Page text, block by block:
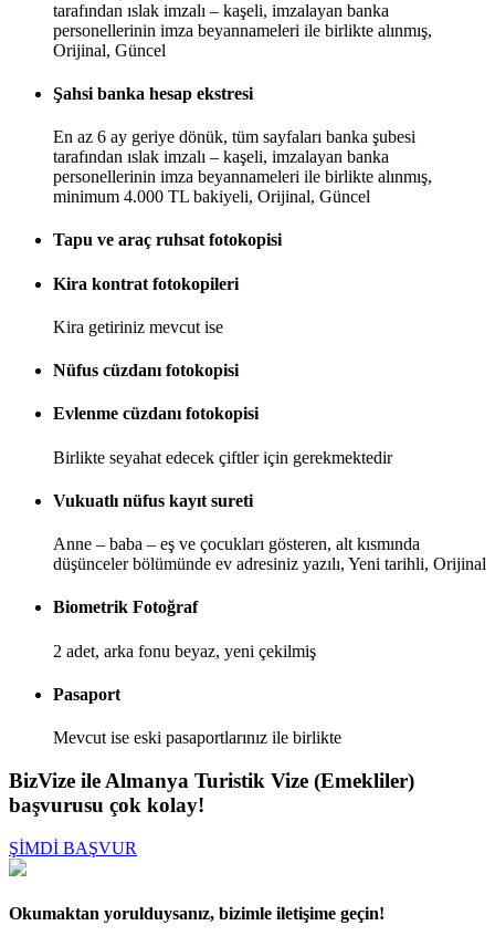
tarafından ıslak imzalı – kaşeli, imzalayan banka
personellerinin imza beyannameleri ile birlikte alınmış,
Orijinal, Güncel
Şahsi banka hesap ekstresi
En az 6 ay geriye dönük, tüm sayfaları banka şubesi
tarafından ıslak imzalı – kaşeli, imzalayan banka
personellerinin imza beyannameleri ile birlikte alınmış,
minimum 4.000 TL bakiyeli, Orijinal, Güncel
Tapu ve araç ruhsat fotokopisi
Kira kontrat fotokopileri
Kira getiriniz mevcut ise
Nüfus cüzdanı fotokopisi
Evlenme cüzdanı fotokopisi
Birlikte seyahat edecek çiftler için gerekmektedir
Vukuatlı nüfus kayıt sureti
Anne – baba – eş ve çocukları gösteren, alt kısmında
düşünceler bölümünde ev adresiniz yazılı, Yeni tarihli, Orijinal
Biometrik Fotoğraf
2 adet, arka fonu beyaz, yeni çekilmiş
Pasaport
Mevcut ise eski pasaportlarınız ile birlikte
BizVize ile Almanya Turistik Vize (Emekliler)
başvurusu çok kolay!
ŞİMDİ BAŞVUR
Okumaktan yorulduysanız, bizimle iletişime geçin!